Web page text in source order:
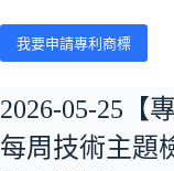
我要申請專利商標
2026-05-25【
每周技術主題